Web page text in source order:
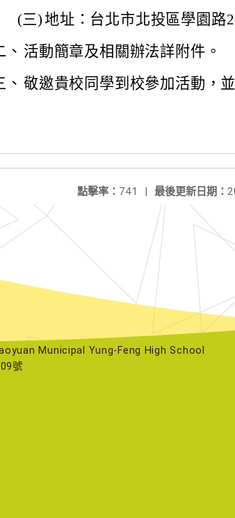
(三)地址：台北市北投區學園路
、 活動簡章及相關辦法詳附件。
、 敬邀貴校同學到校參加活動，
最後更新日期：
點擊率： 741 |
Municipal Yung-Feng High School
號